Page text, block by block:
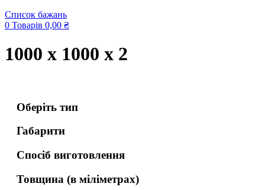
Список бажань
0 Товарів 0,00 ₴
1000 x 1000 x 2
Оберіть тип
Габарити
Спосіб виготовлення
Товщина (в міліметрах)